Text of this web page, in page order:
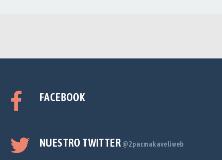
FACEBOOK
NUESTRO TWITTER @2pacmakaveliweb